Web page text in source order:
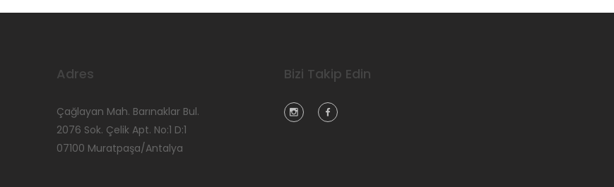
Adres
Çağlayan Mah. Barınaklar Bul.
2076 Sok. Çelik Apt. No:1 D:1
07100 Muratpaşa/Antalya
Bizi Takip Edin